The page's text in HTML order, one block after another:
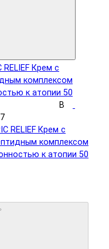
В
RELIEF Крем с
комплексом
к атопии 50